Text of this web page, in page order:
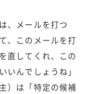
、メールを打つ
、このメールを打
直してくれ、この
いんでしょうね」
）は「特定の候補